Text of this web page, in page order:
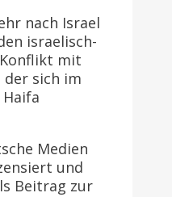
nach Israel
israelisch-
mit
der sich im
Medien
und
Beitrag zur